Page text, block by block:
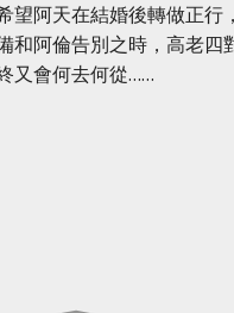
望阿天在結婚後轉做正行
和阿倫告別之時，高老四
又會何去何從……